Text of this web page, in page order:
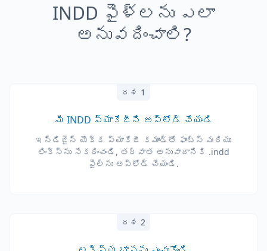
INDD ఫైళ్లను ఎలా
అనువదించాలి?
దశ 1
మీ INDD ప్యాకేజీని అప్‌లోడ్ చేయండి
ఇన్‌డిజైన్ యొక్క ప్యాకేజీ కమాండ్‌తో ఫాంట్స్ మరియు
లింక్స్‌ను సేకరించండి, తర్వాత అనువాదానికి .indd
ఫైల్‌ను అప్‌లోడ్ చేయండి.
దశ 2